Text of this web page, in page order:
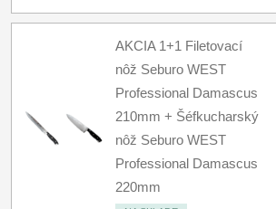
AKCIA 1+1 Filetovací
nôž Seburo WEST
Professional Damascus
210mm + Šéfkucharský
nôž Seburo WEST
Professional Damascus
220mm